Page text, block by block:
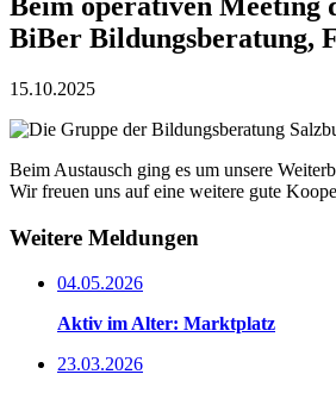
BiBer Bildungsberatung,
15.10.2025
Beim Austausch ging es um unsere
Wir freuen uns auf eine weitere gute
Weitere Meldungen
04.05.2026
Aktiv im Alter: Marktplatz
23.03.2026